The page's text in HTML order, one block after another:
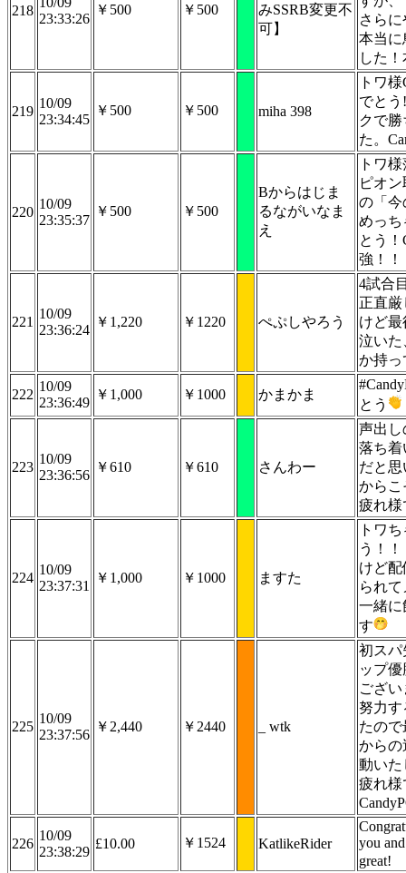
218
23:33:26
￥500 ￥500
みSSRB変更不
可】
さら
本当に
した
219
10/09
23:34:45
￥500 ￥500 miha 398
トワ
でと
クで
た。
220
10/09
23:35:37
￥500 ￥500
Bからはじま
るながいなま
え
トワ
ピオ
の「今
めっち
とう！
強！！
221
10/09
23:36:24
￥1,220 ￥1220 ぺぷしやろう
4試合
正直
けど
泣いた
か持っ
222
10/09
23:36:49
￥1,000 ￥1000 かまかま
とう
223
10/09
23:36:56
￥610 ￥610 さんわー
声出し
落ち着
だと
からこ
疲れ様
224
10/09
23:37:31
￥1,000 ￥1000 ますた
トワ
う！
けど
られ
一緒に
す
225
10/09
23:37:56
￥2,440 ￥2440 _ wtk
初スパ
ップ
ござ
努力す
たの
からの
動いた
疲れ様
226
10/09
23:38:29
£10.00 ￥1524 KatlikeRider
you
great!